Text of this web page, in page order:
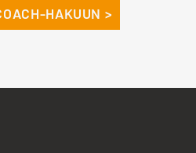
HAKUUN >